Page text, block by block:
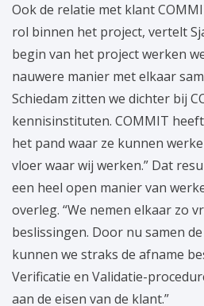
Ook de relatie met klant
rol binnen het project, vertelt
begin van het project werken
nauwere manier met elkaar
Schiedam zitten we dichter bij
kennisinstituten. COMMIT
het pand waar ze kunnen
vloer waar wij werken.” Dat
een heel open manier van
overleg. “We nemen elkaar zo
beslissingen. Door nu samen
kunnen we straks de afname
Verificatie en Validatie-
aan de eisen van de klant.”